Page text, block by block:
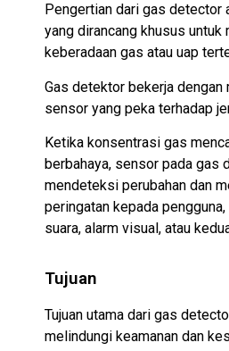
Pengertian dari gas detector
yang dirancang khusus
keberadaan gas atau uap
Gas detektor bekerja dengan
sensor yang peka terhadap
Ketika konsentrasi gas
berbahaya, sensor pada gas
mendeteksi perubahan dan
peringatan kepada
suara, alarm visual, atau
Tujuan
Tujuan utama dari gas
melindungi keamanan dan